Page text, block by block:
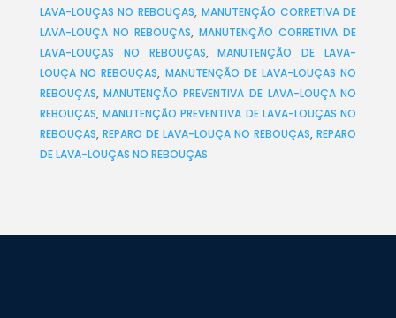
LAVA-LOUÇAS NO REBOUÇAS, MANUTENÇÃO CORRETIVA DE
LAVA-LOUÇA NO REBOUÇAS,MANUTENÇÃO CORRETIVA DE
LAVA-LOUÇAS NO REBOUÇAS,MANUTENÇÃO DE LAVA-
LOUÇA NO REBOUÇAS, MANUTENÇÃO DE LAVA-LOUÇAS NO
REBOUÇAS,MANUTENÇÃO PREVENTIVA DE LAVA-LOUÇA NO
REBOUÇAS,MANUTENÇÃO PREVENTIVA DE LAVA-LOUÇAS NO
REBOUÇAS, REPARO DE LAVA-LOUÇA NO REBOUÇAS,REPARO
DE LAVA-LOUÇAS NO REBOUÇAS